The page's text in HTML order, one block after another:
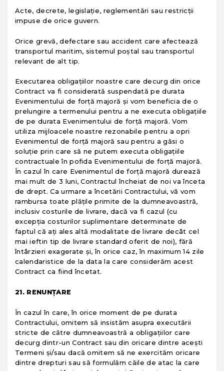
Acte, decrete, legislaţie, reglementări sau restricţii
impuse de orice guvern.
Orice grevă, defectare sau accident care afectează
transportul maritim, sistemul poştal sau transportul
relevant de alt tip.
Executarea obligaţiilor noastre care decurg din orice
Contract va fi considerată suspendată pe durata
Evenimentului de forţă majoră şi vom beneficia de o
prelungire a termenului pentru a ne executa obligaţiile
de pe durata Evenimentului de forţă majoră. Vom
utiliza mijloacele noastre rezonabile pentru a opri
Evenimentul de forţă majoră sau pentru a găsi o
soluţie prin care să ne putem executa obligaţiile
contractuale în pofida Evenimentului de forţă majoră.
În cazul în care Evenimentul de forţă majoră durează
mai mult de 3 luni, Contractul încheiat de noi va înceta
de drept. Ca urmare a încetării Contractului, vă vom
rambursa toate plăţile primite de la dumneavoastră,
inclusiv costurile de livrare, dacă va fi cazul (cu
excepţia costurilor suplimentare determinate de
faptul că aţi ales altă modalitate de livrare decât cel
mai ieftin tip de livrare standard oferit de noi), fără
întârzieri exagerate şi, în orice caz, în maximum 14 zile
calendaristice de la data la care considerăm acest
Contract ca fiind încetat.
21. RENUNȚARE
În cazul în care, în orice moment de pe durata
Contractului, omitem să insistăm asupra executării
stricte de către dumneavoastră a obligaţiilor care
decurg dintr-un Contract sau din oricare dintre aceşti
Termeni şi/sau dacă omitem să ne exercităm oricare
dintre drepturi sau să formulăm căile de atac la care